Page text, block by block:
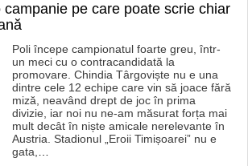
campanie pe care poate scrie chiar
Poli începe campionatul foarte greu, într-
un meci cu o contracandidată la
promovare. Chindia Târgoviște nu e una
dintre cele 12 echipe care vin să joace fără
miză, neavând drept de joc în prima
divizie, iar noi nu ne-am măsurat forța mai
mult decât în niște amicale nerelevante în
Austria. Stadionul „Eroii Timișoarei” nu e
gata,…